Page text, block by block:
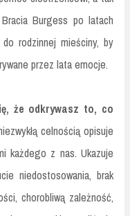
Burgess po latach
rodzinnej mieściny, by
przez lata emocje.
że odkrywasz to, co
celnością opisuje
każdego z nas. Ukazuje
niedostosowania, brak
chorobliwą zależność,